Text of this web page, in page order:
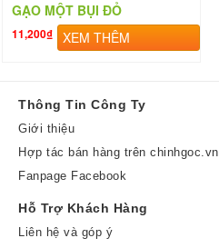
GẠO MỘT BỤI ĐỎ
11,200₫ XEM THÊM
Thông Tin Công Ty
Giới thiệu
Hợp tác bán hàng trên chinhgoc.vn
Fanpage Facebook
Hỗ Trợ Khách Hàng
Liên hệ và góp ý